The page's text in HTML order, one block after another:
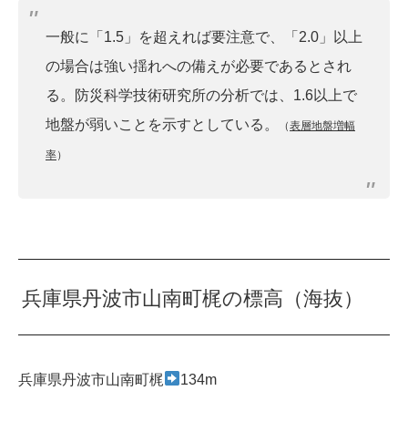
一般に「1.5」を超えれば要注意で、「2.0」以上
の場合は強い揺れへの備えが必要であるとされ
る。防災科学技術研究所の分析では、1.6以上で
地盤が弱いことを示すとしている。
（表層地盤増幅
率）
兵庫県丹波市山南町梶の標高（海抜）
兵庫県丹波市山南町梶 134m